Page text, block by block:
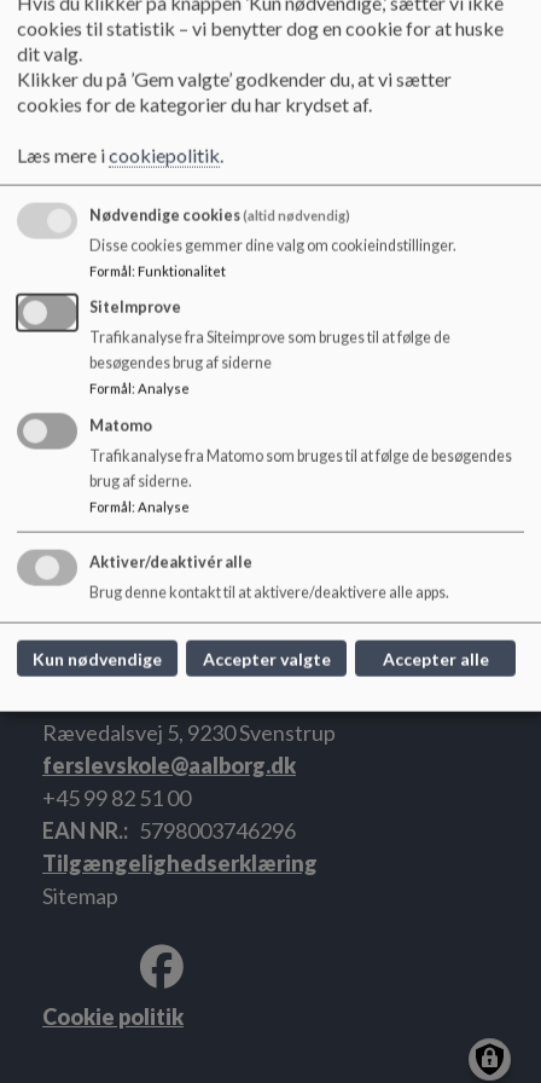
inddrage det lokale erhvervsliv, idrætsforeninger, kulturskolen,
museer eller andre lokale foreninger. Samarbejdet skal bidrage
til, at eleverne lærer mere og styrker deres kendskab til
Mål
At udvikle elevernes nysgerrighed over for erhvervslivet,
kulturlivet og fritidslivet og dermed inspirere til udfoldelse
af egne evner og interesser
At alle elever indgår i aktiviteter i samarbejdet mellem
skole og det omgivende samfund
At samarbejdet mellem skole og det omgivende
motivation
At samarbejdet med erhvervslivet styrker elevernes
evne til innovation og iværksætteri, samt deres viden om
uddannelses-, erhvervs- og arbejdsmarkedsorientering
Godkendt i Skolebestyrelsen 07.03.23
Rævedalsvej 5, 9230 Svenstrup
ferslevskole@aalborg.dk
+45 99 82 51 00
EAN NR.
5798003746296
Tilgængelighedserklæring
Sitemap
Cookie politik
cookies til statistik – vi benytter dog en cookie for at huske
dit valg.
Klikker du på ’Gem valgte’ godkender du, at vi sætter
cookies for de kategorier du har krydset af.
Læs mere icookiepolitik.
Nødvendige cookies(altid nødvendig)
Disse cookies gemmer dine valg om cookieindstillinger.
Formål: Funktionalitet
SiteImprove
Trafikanalyse fra Siteimprove som bruges til at følge de
besøgendes brug af siderne
Formål : Analyse
Matomo
Trafikanalyse fra Matomo som bruges til at følge de besøgendes
brug af siderne.
Formål: Analyse
Aktiver/deaktivér alle
Brug denne kontakt til at aktivere/deaktivere alle apps.
Kun nødvendige Accepter valgte Accepter alle